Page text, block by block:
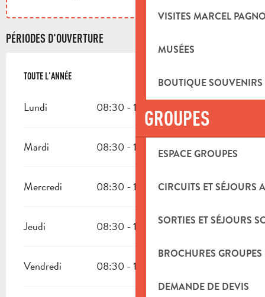
VISITES MARCEL
MUSÉES
BOUTIQUE
GROUPES
ESPACE GROUPES
CIRCUITS ET SÉJOURS
SORTIES ET SÉJOURS
BROCHURES GROUPES
DEMANDE DE DEVIS
PÉRIODES D'OUVERTURE
TOUTE L'ANNÉE
TOUTE L'ANNÉE
Lundi 08:30 - 19:30
Mardi 08:30 - 19:30
Mercredi 08:30 - 19:30
Jeudi 08:30 - 19:30
Vendredi 08:30 - 19:30